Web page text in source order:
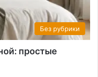
Без рубрики
простые